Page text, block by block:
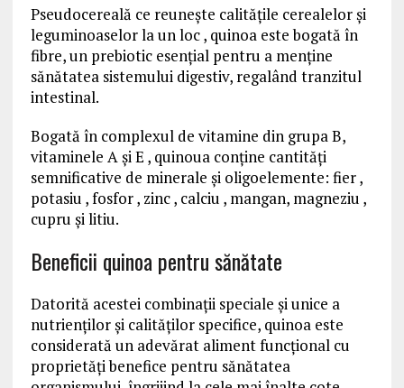
Pseudocereală ce reunește calitățile cerealelor și
leguminoaselor la un loc , quinoa este bogată în
fibre, un prebiotic esențial pentru a menține
sănătatea sistemului digestiv, regalând tranzitul
intestinal.
Bogată în complexul de vitamine din grupa B,
vitaminele A și E , quinoua conține cantități
semnificative de minerale și oligoelemente: fier ,
potasiu , fosfor , zinc , calciu , mangan, magneziu ,
cupru și litiu.
Beneficii quinoa pentru sănătate
Datorită acestei combinații speciale și unice a
nutrienților și calităților specifice, quinoa este
considerată un adevărat aliment funcțional cu
proprietăți benefice pentru sănătatea